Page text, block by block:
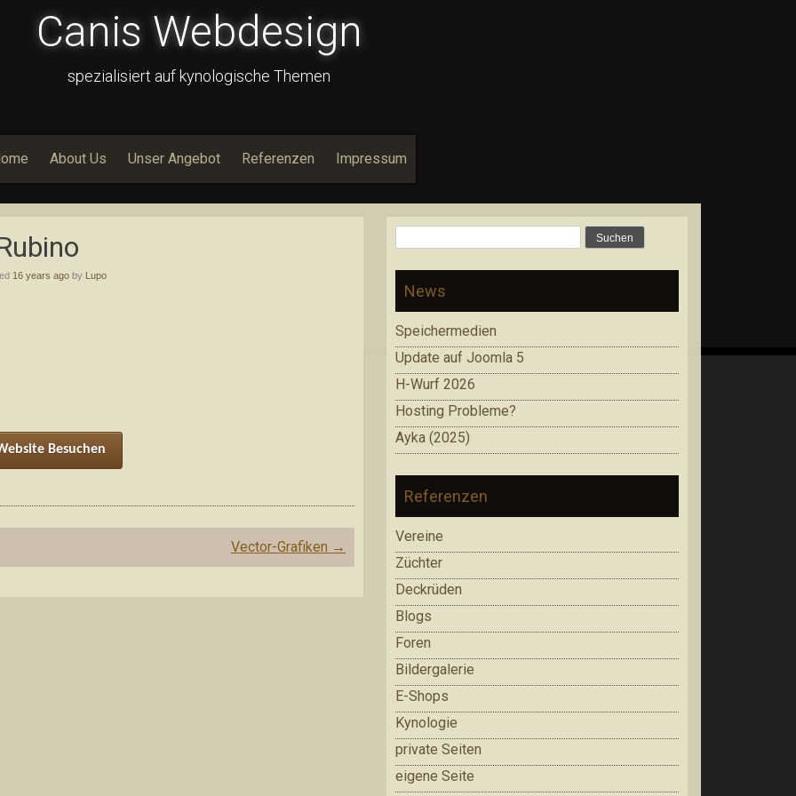
Canis Webdesign
spezialisiert auf kynologische Themen
About Us Unser Angebot Referenzen Impressum
16 years agoby Lupo
Besuchen
Vector-Grafiken →
News
Speichermedien
Update auf Joomla 5
H-Wurf 2026
Hosting Probleme?
Ayka (2025)
Referenzen
Vereine
Züchter
Deckrüden
Blogs
Foren
Bildergalerie
E-Shops
Kynologie
private Seiten
eigene Seite